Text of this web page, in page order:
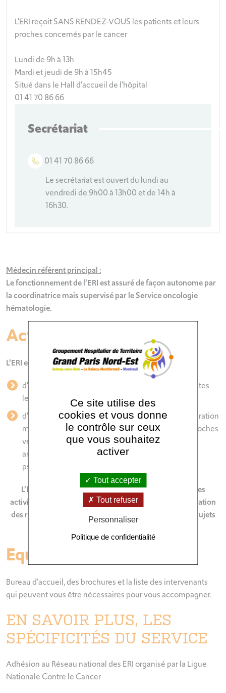
L’ERI reçoit SANS RENDEZ-VOUS les patients et leurs
proches concernés par le cancer
Lundi de 9h à 13h
Mardi et jeudi de 9h à 15h45
Situé dans le Hall d’accueil de l’hôpital
01 41 70 86 66
Secrétariat
01 41 70 86 66
Le secrétariat est ouvert du lundi au
vendredi de 9h00 à 13h00 et de 14h à
16h30.
Médecin référent principal :
Le fonctionnement de l’ERI est assuré de façon autonome par
la coordinatrice mais supervisé par le Service oncologie
hématologie.
Activités :
L’ERI est un lieu :
d’accueil, une présence, une écoute attentive à toutes
les étapes de la maladie.
d’Information et d’orientation : pour favoriser l’intégration
médicale par le dialogue, orienter les patients et proches
vers les interlocuteurs privilégiés : sophrologue,
arthérapeute, psychologue, assistante sociale,
psychomotricien…
L’ERI participe à l’organisation et à la coordination des
activités de soins de support thérapeutiques et à l’animation
des réunions débats, des ateliers thématiques sur des sujets
Equipements :
Bureau d’accueil, des brochures et la liste des intervenants
qui peuvent vous être nécessaires pour vous accompagner.
EN SAVOIR PLUS, LES
SPÉCIFICITÉS DU SERVICE
Adhésion au Réseau national des ERI organisé par la Ligue
Nationale Contre le Cancer
Ce site utilise des
cookies et vous donne
le contrôle sur ceux
que vous souhaitez
activer
Tout accepter
Tout refuser
Personnaliser
Politique de confidentialité